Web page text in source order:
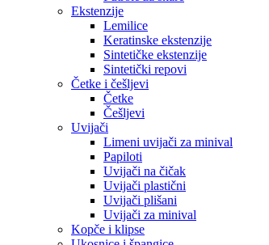
Ekstenzije
Lemilice
Keratinske ekstenzije
Sintetičke ekstenzije
Sintetički repovi
Četke i češljevi
Četke
Češljevi
Uvijači
Limeni uvijači za minival
Papiloti
Uvijači na čičak
Uvijači plastični
Uvijači plišani
Uvijači za minival
Kopče i klipse